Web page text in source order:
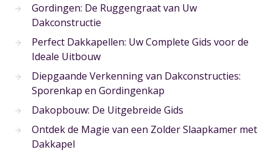
Gordingen: De Ruggengraat van Uw
Dakconstructie
Perfect Dakkapellen: Uw Complete Gids voor de
Ideale Uitbouw
Diepgaande Verkenning van Dakconstructies:
Sporenkap en Gordingenkap
Dakopbouw: De Uitgebreide Gids
Ontdek de Magie van een Zolder Slaapkamer met
Dakkapel